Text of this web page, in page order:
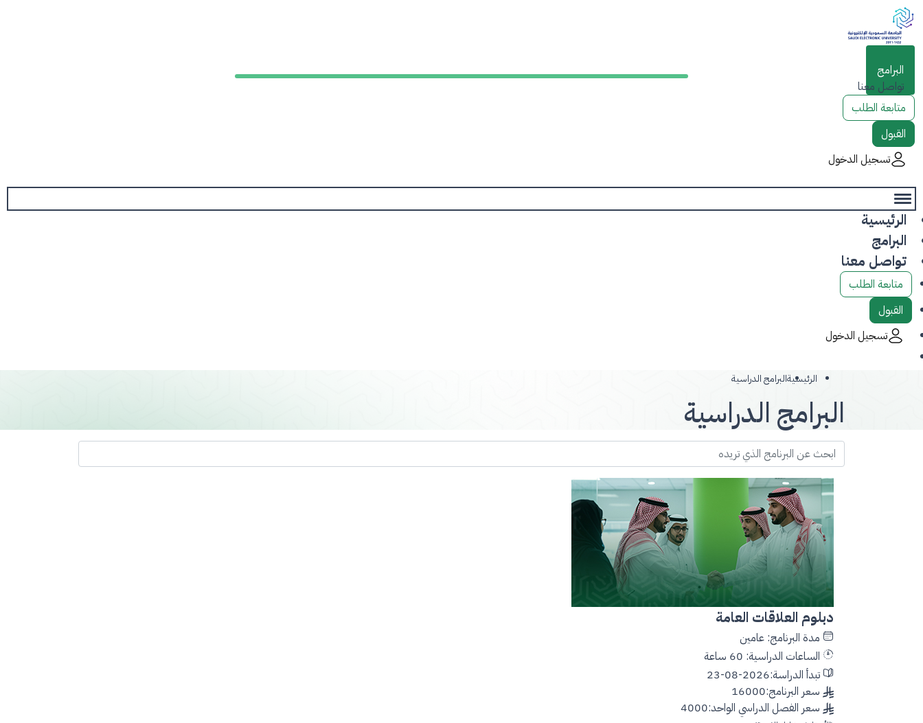
البرامج
تواصل معنا
متابعة الطلب
القبول
تسجيل الدخول
الرئيسية
البرامج
تواصل معنا
متابعة الطلب
القبول
تسجيل الدخول
الرئيسيةالبرامج الدراسية
البرامج الدراسية
دبلوم العلاقات العامة
مدة البرنامج: عامين
الساعات الدراسية: 60 ساعة
تبدأ الدراسة:2026-08-23
سعر البرنامج:16000
سعر الفصل الدراسي الواحد:4000